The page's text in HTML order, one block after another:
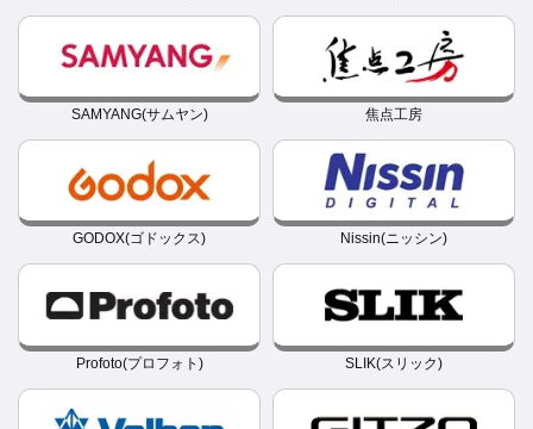
SAMYANG(サムヤン) 焦点工房
GODOX(ゴドックス) Nissin(ニッシン)
Profoto(プロフォト) SLIK(スリック)